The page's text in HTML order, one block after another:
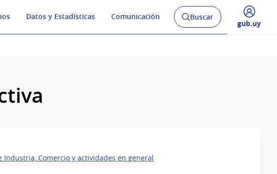
Datos y Estadísticas Comunicación
Abrir
buscador
Buscar
Desplegar
gub.uy
Industria, Comercio y actividades en general